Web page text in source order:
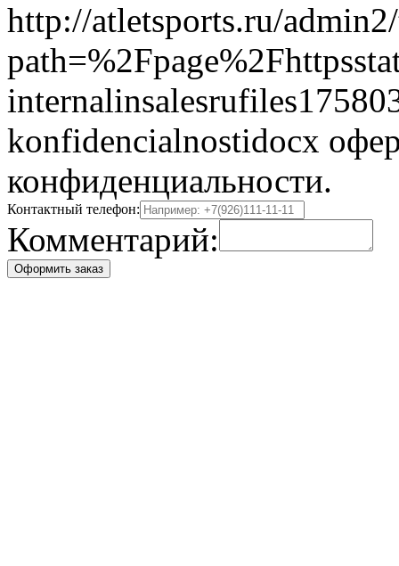
http://atletsports.ru/
konfidencialnostidocx
конфиденциальности.
Контактный телефон:
Комментарий:
Оформить заказ